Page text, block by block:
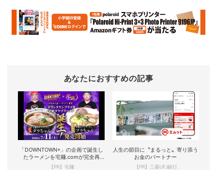
あなたにおすすめの記事
「DOWNTOWN+」の企画で誕生し
たラーメンを宅麺.comが完全再
現！
【PR】宅麺
人生の節目に〝まるっと〟寄り添う
お金のパートナー
【PR】三菱UFJ銀行